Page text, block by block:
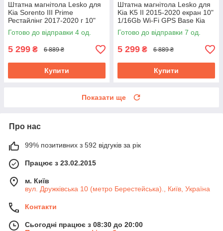
Штатна магнітола Lesko для
Kia Sorento III Prime
Рестайлінг 2017-2020 г 10"
1/16Gb Wi-Fi GPS Base Кіа
Соренто
Готово до відправки 4 од.
5 299 ₴ 6 889 ₴
Купити
Штатна магнітола Lesko для
Kia K5 II 2015-2020 екран 10"
1/16Gb Wi-Fi GPS Base Кіа
Готово до відправки 7 од.
5 299 ₴ 6 889 ₴
Купити
Показати ще
Про нас
99% позитивних з 592 відгуків за рік
Працює з 23.02.2015
м. Київ
вул. Дружківська 10 (метро Берестейська)., Київ, Україна
Контакти
Сьогодні працює з 08:30 до 20:00